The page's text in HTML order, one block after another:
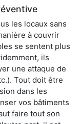
les locaux sans
à couvrir
se sentent plus
ils
une attaque de
Tout doit être
dans les
vos bâtiments
faire tout son